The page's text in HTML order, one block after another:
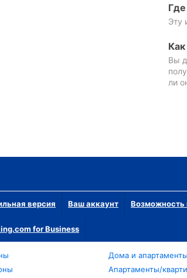
Эту
Вы
ли
версия Ваш аккаунт Возможность
for Business
Дома и апартаменты
Апартаменты/